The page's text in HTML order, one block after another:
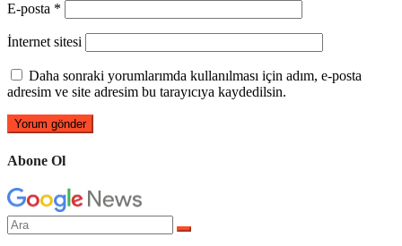
E-posta *
İnternet sitesi
Daha sonraki yorumlarımda kullanılması için adım, e-posta
adresim ve site adresim bu tarayıcıya kaydedilsin.
Abone Ol
Arama
yap: